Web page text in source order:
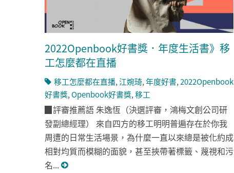
2022Openbook好書獎．年度生活書》移
工怎麼都在直播
移工怎麼都在直播,江婉琦,年度好書,2022Openbook
好書獎,Openbook好書獎,移工
▉評審推薦語 朱逸恆（決選評審，鴻梅文創公司研
發副總經理） 來自四方的移工明明普遍存在於你我
周遭的日常生活場景，為什麼一直以來總是被化約成
相對均質而模糊的面貌，甚至挾帶著標籤、蔑視和污
名...